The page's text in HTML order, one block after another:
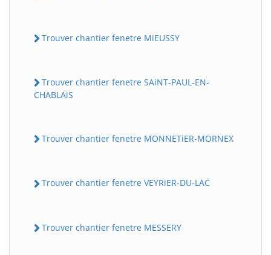
Trouver chantier fenetre MiEUSSY
Trouver chantier fenetre SAiNT-PAUL-EN-
CHABLAiS
Trouver chantier fenetre MONNETiER-MORNEX
Trouver chantier fenetre VEYRiER-DU-LAC
Trouver chantier fenetre MESSERY